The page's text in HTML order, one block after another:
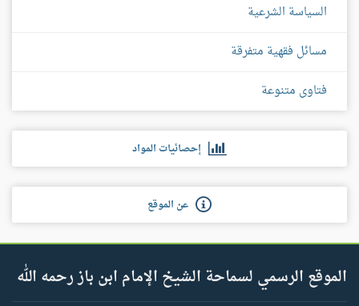
السياسة الشرعية
مسائل فقهية متفرقة
فتاوى متنوعة
إحصائيات المواد
عن الموقع
الموقع الرسمي لسماحة الشيخ الإمام ابن باز رحمه الله